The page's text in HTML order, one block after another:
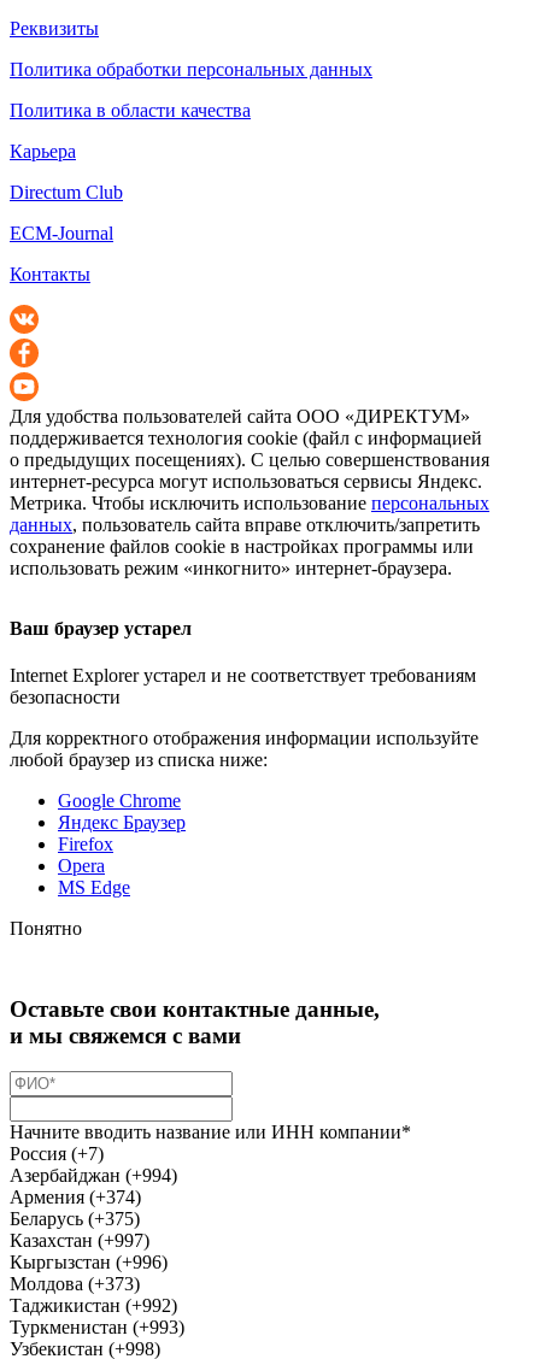
Реквизиты
Политика обработки персональных данных
Политика в области качества
Карьера
Directum Club
ECM-Journal
Контакты
Для удобства пользователей сайта ООО «ДИРЕКТУМ»
поддерживается технология cookie (файл с информацией
о предыдущих посещениях). С целью совершенствования
интернет-ресурса могут использоваться сервисы Яндекс.
Метрика. Чтобы исключить использование персональных
данных, пользователь сайта вправе отключить/запретить
сохранение файлов cookie в настройках программы или
использовать режим «инкогнито» интернет-браузера.
Ваш браузер устарел
Internet Explorer устарел и не соответствует требованиям
безопасности
Для корректного отображения информации используйте
любой браузер из списка ниже:
Google Chrome
Яндекс Браузер
Firefox
Opera
MS Edge
Понятно
Оставьте свои контактные данные,
и мы свяжемся с вами
Начните вводить название или ИНН компании*
Россия (+7)
Азербайджан (+994)
Армения (+374)
Беларусь (+375)
Казахстан (+997)
Кыргызстан (+996)
Молдова (+373)
Таджикистан (+992)
Туркменистан (+993)
Узбекистан (+998)